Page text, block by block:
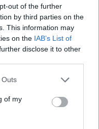
out of the further
by third parties on the
This information may
on the IAB’s List of
disclose it to other
Outs
of myτο πολιτικό
σήμερα, αύριο